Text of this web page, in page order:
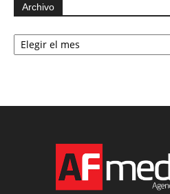
Archivo
Archivo